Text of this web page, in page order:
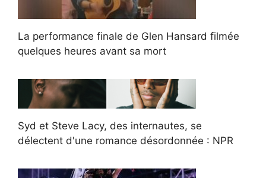
La performance finale de Glen Hansard filmée
quelques heures avant sa mort
Syd et Steve Lacy, des internautes, se
délectent d'une romance désordonnée : NPR